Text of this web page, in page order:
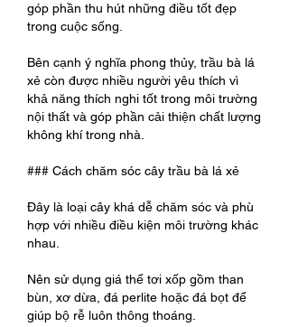
góp phần thu hút những điều tốt đẹp
trong cuộc sống.
Bên cạnh ý nghĩa phong thủy, trầu bà lá
xẻ còn được nhiều người yêu thích vì
khả năng thích nghi tốt trong môi trường
nội thất và góp phần cải thiện chất lượng
không khí trong nhà.
### Cách chăm sóc cây trầu bà lá xẻ
Đây là loại cây khá dễ chăm sóc và phù
hợp với nhiều điều kiện môi trường khác
nhau.
Nên sử dụng giá thể tơi xốp gồm than
bùn, xơ dừa, đá perlite hoặc đá bọt để
giúp bộ rễ luôn thông thoáng.